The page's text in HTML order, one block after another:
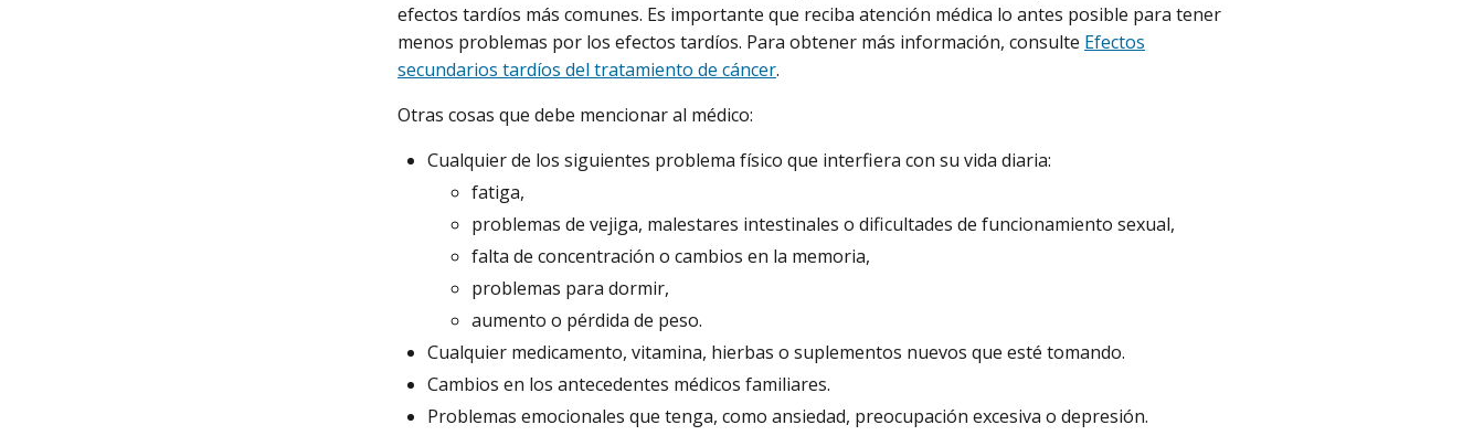
efectos tardíos más comunes. Es importante que reciba atención médica lo antes posible para tener
menos problemas por los efectos tardíos. Para obtener más información, consulte Efectos
secundarios tardíos del tratamiento de cáncer.
Otras cosas que debe mencionar al médico:
Cualquier de los siguientes problema físico que interfiera con su vida diaria:
fatiga,
problemas de vejiga, malestares intestinales o dificultades de funcionamiento sexual,
falta de concentración o cambios en la memoria,
problemas para dormir,
aumento o pérdida de peso.
Cualquier medicamento, vitamina, hierbas o suplementos nuevos que esté tomando.
Cambios en los antecedentes médicos familiares.
Problemas emocionales que tenga, como ansiedad, preocupación excesiva o depresión.